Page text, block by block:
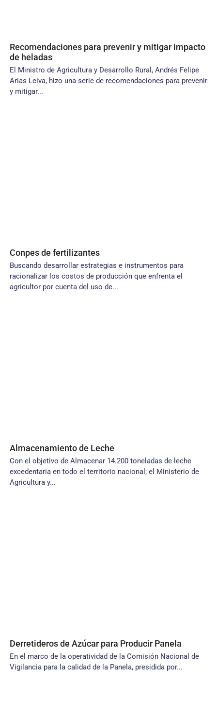
Recomendaciones para prevenir y mitigar impacto
de heladas
El Ministro de Agricultura y Desarrollo Rural, Andrés Felipe
Arias Leiva, hizo una serie de recomendaciones para prevenir
y mitigar...
Conpes de fertilizantes
Buscando desarrollar estrategias e instrumentos para
racionalizar los costos de producción que enfrenta el
agricultor por cuenta del uso de...
Almacenamiento de Leche
Con el objetivo de Almacenar 14.200 toneladas de leche
excedentaria en todo el territorio nacional; el Ministerio de
Agricultura y...
Derretideros de Azúcar para Producir Panela
En el marco de la operatividad de la Comisión Nacional de
Vigilancia para la calidad de la Panela, presidida por...